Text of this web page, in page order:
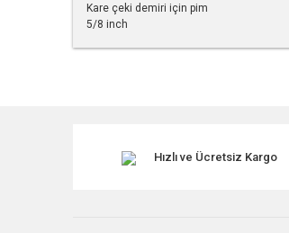
Kare çeki demiri için pim
5/8 inch
Ürün açıklamasında eksik bilgiler
Hızlı ve Ücretsiz Kargo